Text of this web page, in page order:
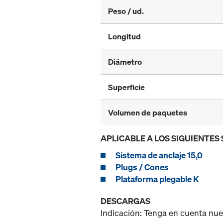
Peso / ud.
Longitud
Diámetro
Superficie
Volumen de paquetes
APLICABLE A LOS SIGUIENTES
Sistema de anclaje 15,0
Plugs / Cones
Plataforma plegable K
DESCARGAS
Indicación: Tenga en cuenta